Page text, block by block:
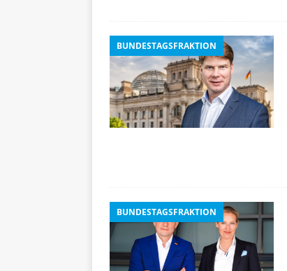
BUNDESTAGSFRAKTION
BUNDESTAGSFRAKTION